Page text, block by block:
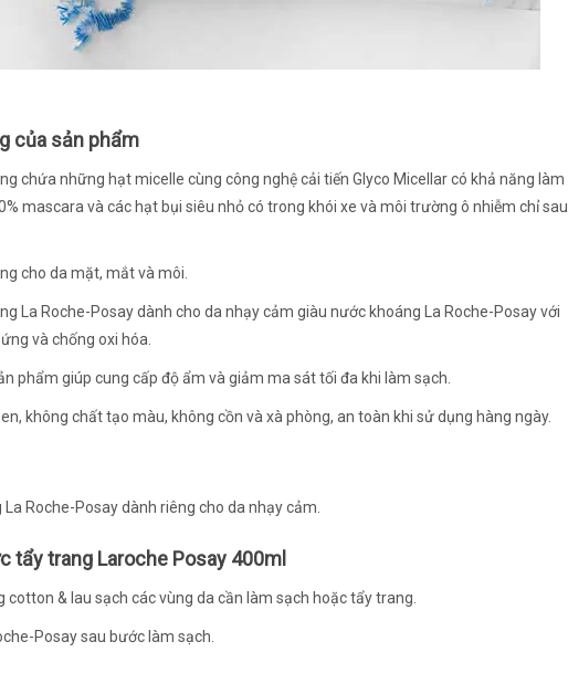
của sản phẩm
chứa những hạt micelle cùng công nghệ cải tiến Glyco Micellar có khả năng làm
mascara và các hạt bụi siêu nhỏ có trong khói xe và môi trường ô nhiễm chỉ sau
cho da mặt, mắt và môi.
La Roche-Posay dành cho da nhạy cảm giàu nước khoáng La Roche-Posay với
và chống oxi hóa.
phẩm giúp cung cấp độ ẩm và giảm ma sát tối đa khi làm sạch.
không chất tạo màu, không cồn và xà phòng, an toàn khi sử dụng hàng ngày.
Roche-Posay dành riêng cho da nhạy cảm.
tẩy trang Laroche Posay 400ml
& lau sạch các vùng da cần làm sạch hoặc tẩy trang.
Posay sau bước làm sạch.